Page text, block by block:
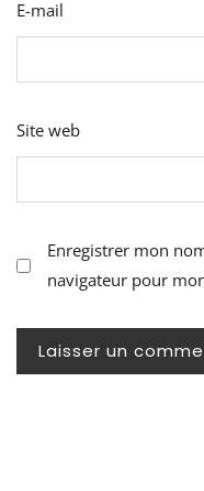
E-mail
Site web
Enregistrer mon
navigateur pour